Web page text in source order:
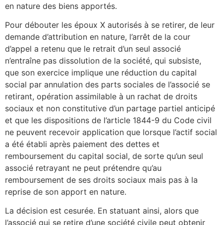
en nature des biens apportés.
Pour débouter les époux X autorisés à se retirer, de leur
demande d’attribution en nature, l’arrêt de la cour
d’appel a retenu que le retrait d’un seul associé
n’entraîne pas dissolution de la société, qui subsiste,
que son exercice implique une réduction du capital
social par annulation des parts sociales de l’associé se
retirant, opération assimilable à un rachat de droits
sociaux et non constitutive d’un partage partiel anticipé
et que les dispositions de l’article 1844-9 du Code civil
ne peuvent recevoir application que lorsque l’actif social
a été établi après paiement des dettes et
remboursement du capital social, de sorte qu’un seul
associé retrayant ne peut prétendre qu’au
remboursement de ses droits sociaux mais pas à la
reprise de son apport en nature.
La décision est cesurée. En statuant ainsi, alors que
l’associé qui se retire d’une société civile peut obtenir